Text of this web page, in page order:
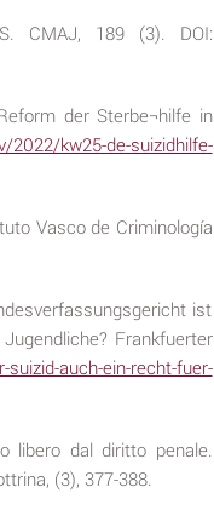
CMAJ, 189 (3). DOI:
der Sterbe¬hilfe in
kw25-de-suizidhilfe-
Vasco de Criminología
ist
Frankfuerter
auch-ein-recht-fuer-
libero dal diritto penale.
(3), 377-388.